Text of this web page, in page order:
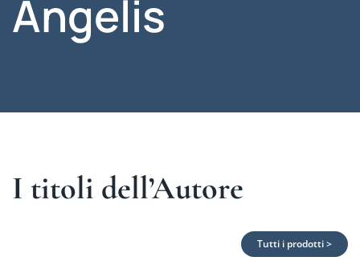
Angelis
I titoli dell’Autore
Tutti i prodotti >